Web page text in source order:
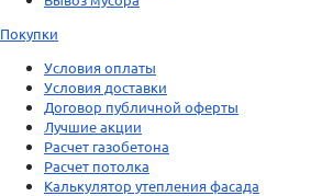
Покупки
Условия оплаты
Условия доставки
Договор публичной оферты
Лучшие акции
Расчет газобетона
Расчет потолка
Калькулятор утепления фасада